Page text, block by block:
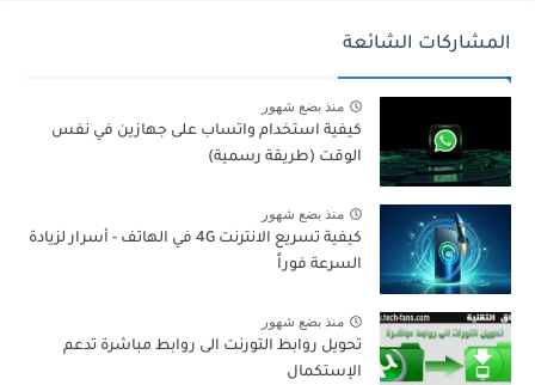
المشاركات الشائعة
منذ بضع شهور
كيفية استخدام واتساب على جهازين في نفس
الوقت (طريقة رسمية)
منذ بضع شهور
كيفية تسريع الانترنت 4G في الهاتف - أسرار لزيادة
السرعة فوراً
منذ بضع شهور
تحويل روابط التورنت الى روابط مباشرة تدعم
الإستكمال